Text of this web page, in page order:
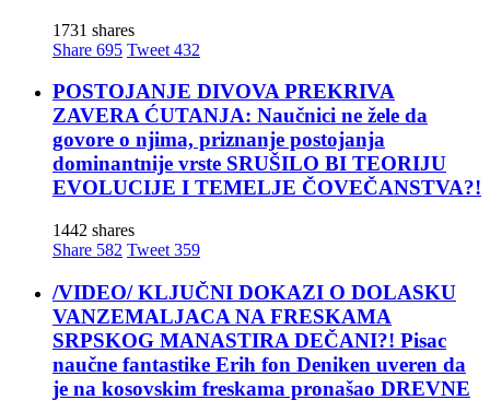
1731 shares
Share 695 Tweet 432
POSTOJANJE DIVOVA PREKRIVA
ZAVERA ĆUTANJA: Naučnici ne žele da
govore o njima, priznanje postojanja
dominantnije vrste SRUŠILO BI TEORIJU
EVOLUCIJE I TEMELJE ČOVEČANSTVA?!
1442 shares
Share 582 Tweet 359
/VIDEO/ KLJUČNI DOKAZI O DOLASKU
VANZEMALJACA NA FRESKAMA
SRPSKOG MANASTIRA DEČANI?! Pisac
naučne fantastike Erih fon Deniken uveren da
je na kosovskim freskama pronašao DREVNE